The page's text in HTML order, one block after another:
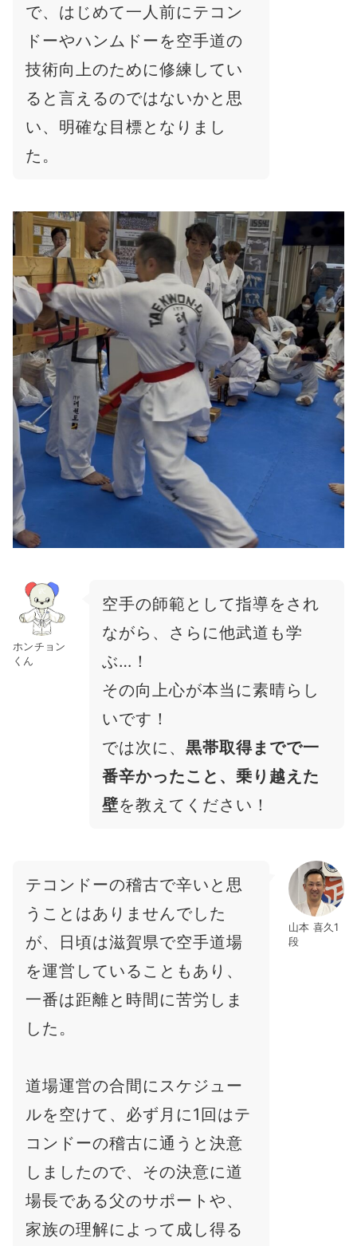
で、はじめて一人前にテコン
ドーやハンムドーを空手道の
技術向上のために修練してい
ると言えるのではないかと思
い、明確な目標となりまし
た。
ホンチョン
くん
空手の師範として指導をされ
ながら、さらに他武道も学
ぶ…！
その向上心が本当に素晴らし
いです！
では次に、 黒帯取得までで一
番辛かったこと、乗り越えた
壁を教えてください！
山本 喜久1
段
テコンドーの稽古で辛いと思
うことはありませんでした
が、日頃は滋賀県で空手道場
を運営していることもあり、
一番は距離と時間に苦労しま
した。
道場運営の合間にスケジュー
ルを空けて、必ず月に1回はテ
コンドーの稽古に通うと決意
しましたので、その決意に道
場長である父のサポートや、
家族の理解によって成し得る